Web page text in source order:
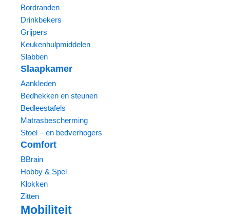
Bordranden
Drinkbekers
Grijpers
Keukenhulpmiddelen
Slabben
Slaapkamer
Aankleden
Bedhekken en steunen
Bedleestafels
Matrasbescherming
Stoel – en bedverhogers
Comfort
BBrain
Hobby & Spel
Klokken
Zitten
Mobiliteit